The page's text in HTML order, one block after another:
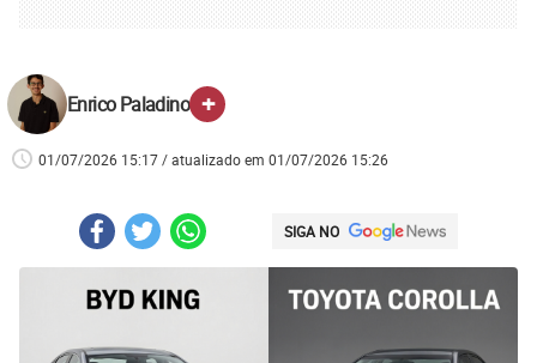
Enrico Paladino +
01/07/2026 15:17 / atualizado em 01/07/2026 15:26
SIGA NO